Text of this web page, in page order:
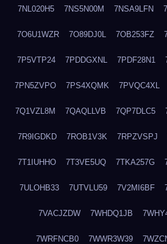
7NL020H5 7NS5N00M 7NSA9LFN
7O6U1WZR 7O89DJ0L 7OB253FZ
7P5VTP24 7PDDGXNL 7PDF28N1
7PN5ZVPO 7PS4XQMK 7PVQC4XL
7Q1VZL8M 7QAQLLVB 7QP7DLC5
7R9IGDKD 7ROB1V3K 7RPZVSPJ
7T1IUHHO 7T3VE5UQ 7TKA257G
7ULOHB33 7UTVLU59 7V2MI6BF
7VACJZDW 7WHDQ1JB
7WRFNCB0 7WWR3W39